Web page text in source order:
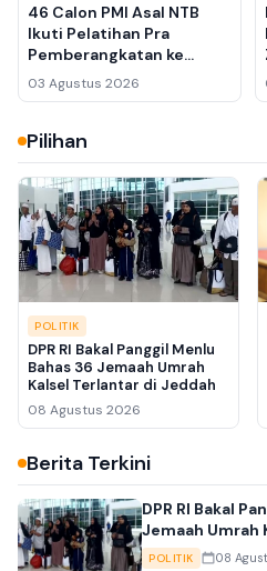
46 Calon PMI Asal NTB
Ikuti Pelatihan Pra
Pemberangkatan ke
Jepang, Gubernur
Ingatkan Jangan Puas dan
Investasi
03 Agustus 2026
Pilihan
POLITIK
DPR RI Bakal Panggil Menlu
Bahas 36 Jemaah Umrah
Kalsel Terlantar di Jeddah
08 Agustus 2026
Berita Terkini
DPR RI Bakal
Jemaah Umrah
POLITIK 08